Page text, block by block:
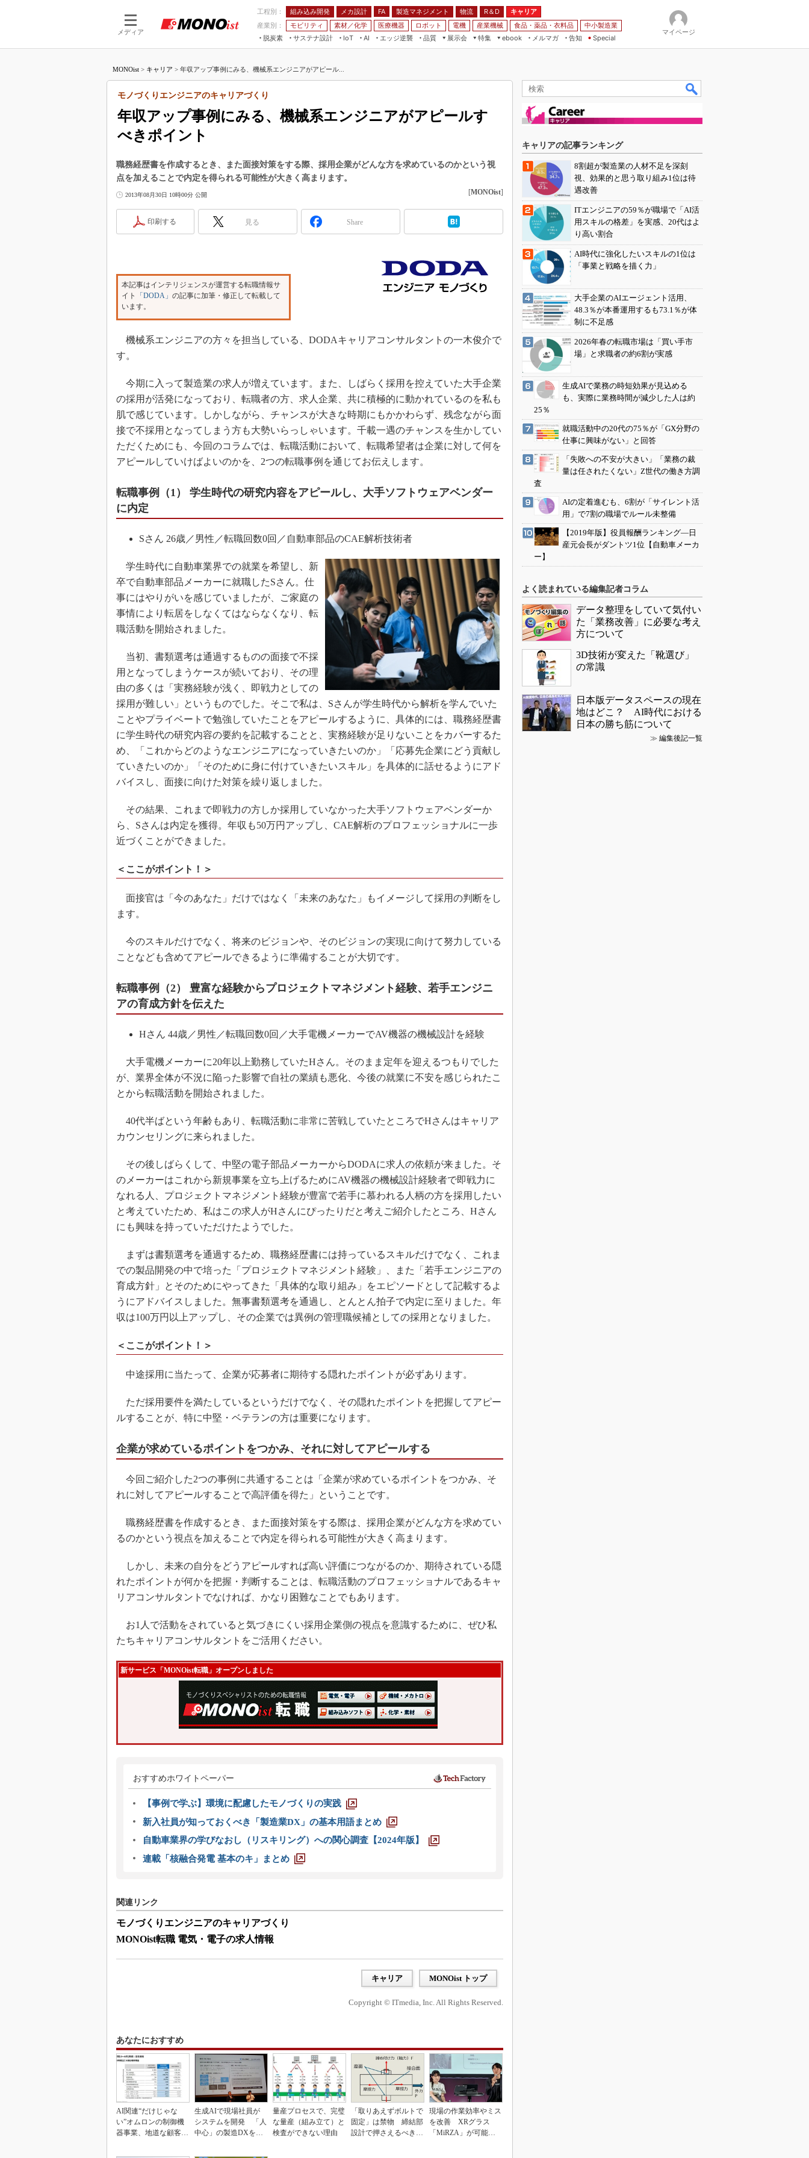
メディア
工程別： 組み込み開発 メカ設計 FA 製造マネジメント 物流 R＆D
キャリア
産業別：
モビリティ 素材／化学 医療機器 ロボット 電機 産業機械 食品・薬品・衣料品
中小製造業
脱炭素
サステナ設計
IoT
つながる工場
AI
AI×設備保全
エッジ逆襲 品質
展示会
JIMTOF
IIFES
TECHNO-FRONTIER
スマート工場EXPO
EdgeTech+
AUTOMOTIVE WORLD
特集
フィールドサービス
組み込み画像技術
ISO26262
3Dプリンタ
デジタルツインとCAE
メイドインジャパン
植物工場
海外生産
グローバル設計・開発
新型コロナへの対応
ebook
モビリティ
メルマガ
告知 Special
マイページ
MONOist > キャリア > 年収アップ事例にみる、機械系エンジニアがアピール...
年収アップ事例にみる、機械系エンジニアがアピールす
べきポイント
モノづくりエンジニアのキャリアづくり
職務経歴書を作成するとき、また面接対策をする際、採用企業がどんな方を求めているのかという視
点を加えることで内定を得られる可能性が大きく高まります。
2013年08月30日 10時00分 公開 [MONOist]
印刷する 見る Share
本記事はインテリジェンスが運営する転職情報サ
イト
「DODA」 の記事に加筆・修正して転載して
います。
機械系エンジニアの方々を担当している、DODAキャリアコンサルタントの一木俊介で
す。
今期に入って製造業の求人が増えています。また、しばらく採用を控えていた大手企業
の採用が活発になっており、転職者の方、求人企業、共に積極的に動かれているのを私も
肌で感じています。しかしながら、チャンスが大きな時期にもかかわらず、残念ながら面
接で不採用となってしまう方も大勢いらっしゃいます。千載一遇のチャンスを生かしてい
ただくためにも、今回のコラムでは、転職活動において、転職希望者は企業に対して何を
アピールしていけばよいのかを、2つの転職事例を通じてお伝えします。
転職事例（1） 学生時代の研究内容をアピールし、大手ソフトウェアベンダー
に内定
Sさん 26歳／男性／転職回数0回／自動車部品のCAE解析技術者
学生時代に自動車業界での就業を希望し、新
卒で自動車部品メーカーに就職したSさん。仕
事にはやりがいを感じていましたが、ご家庭の
事情により転居をしなくてはならなくなり、転
職活動を開始されました。
当初、書類選考は通過するものの面接で不採
用となってしまうケースが続いており、その理
由の多くは「実務経験が浅く、即戦力としての
採用が難しい」というものでした。そこで私は、Sさんが学生時代から解析を学んでいた
ことやプライベートで勉強していたことをアピールするように、具体的には、職務経歴書
に学生時代の研究内容の要約を記載することと、実務経験が足りないことをカバーするた
め、「これからどのようなエンジニアになっていきたいのか」「応募先企業にどう貢献し
ていきたいのか」「そのために身に付けていきたいスキル」を具体的に話せるようにアド
バイスし、面接に向けた対策を繰り返しました。
その結果、これまで即戦力の方しか採用していなかった大手ソフトウェアベンダーか
ら、Sさんは内定を獲得。年収も50万円アップし、CAE解析のプロフェッショナルに一歩
近づくことができました。
＜ここがポイント！＞
面接官は「今のあなた」だけではなく「未来のあなた」もイメージして採用の判断をし
ます。
今のスキルだけでなく、将来のビジョンや、そのビジョンの実現に向けて努力している
ことなども含めてアピールできるように準備することが大切です。
転職事例（2） 豊富な経験からプロジェクトマネジメント経験、若手エンジニ
アの育成方針を伝えた
Hさん 44歳／男性／転職回数0回／大手電機メーカーでAV機器の機械設計を経験
大手電機メーカーに20年以上勤務していたHさん。そのまま定年を迎えるつもりでした
が、業界全体が不況に陥った影響で自社の業績も悪化、今後の就業に不安を感じられたこ
とから転職活動を開始されました。
40代半ばという年齢もあり、転職活動に非常に苦戦していたところでHさんはキャリア
カウンセリングに来られました。
その後しばらくして、中堅の電子部品メーカーからDODAに求人の依頼が来ました。そ
のメーカーはこれから新規事業を立ち上げるためにAV機器の機械設計経験者で即戦力に
なれる人、プロジェクトマネジメント経験が豊富で若手に慕われる人柄の方を採用したい
と考えていたため、私はこの求人がHさんにぴったりだと考えご紹介したところ、Hさん
にも興味を持っていただけたようでした。
まずは書類選考を通過するため、職務経歴書には持っているスキルだけでなく、これま
での製品開発の中で培った「プロジェクトマネジメント経験」、また「若手エンジニアの
育成方針」とそのためにやってきた「具体的な取り組み」をエピソードとして記載するよ
うにアドバイスしました。無事書類選考を通過し、とんとん拍子で内定に至りました。年
収は100万円以上アップし、その企業では異例の管理職候補としての採用となりました。
＜ここがポイント！＞
中途採用に当たって、企業が応募者に期待する隠れたポイントが必ずあります。
ただ採用要件を満たしているというだけでなく、その隠れたポイントを把握してアピー
ルすることが、特に中堅・ベテランの方は重要になります。
企業が求めているポイントをつかみ、それに対してアピールする
今回ご紹介した2つの事例に共通することは「企業が求めているポイントをつかみ、そ
れに対してアピールすることで高評価を得た」ということです。
職務経歴書を作成するとき、また面接対策をする際は、採用企業がどんな方を求めてい
るのかという視点を加えることで内定を得られる可能性が大きく高まります。
しかし、未来の自分をどうアピールすれば高い評価につながるのか、期待されている隠
れたポイントが何かを把握・判断することは、転職活動のプロフェッショナルであるキャ
リアコンサルタントでなければ、かなり困難なことでもあります。
お1人で活動をされていると気づきにくい採用企業側の視点を意識するために、ぜひ私
たちキャリアコンサルタントをご活用ください。
新サービス「MONOist転職」オープンしました
おすすめホワイトペーパー
【事例で学ぶ】環境に配慮したモノづくりの実践
新入社員が知っておくべき「製造業DX」の基本用語まとめ
自動車業界の学びなおし（リスキリング）への関心調査【2024年版】
連載「核融合発電 基本のキ」まとめ
関連リンク
モノづくりエンジニアのキャリアづくり
MONOist転職 電気・電子の求人情報
キャリア MONOist トップ
Copyright © ITmedia, Inc. All Rights Reserved.
あなたにおすすめ
AI関連“だけじゃな
い”オムロンの制御機
器事業、地道な顧客基
生成AIで現場社員が
システムを開発 「人
中心」の製造DXを自
量産プロセスで、完璧
な量産（組み立て）と
検査ができない理由
「取りあえずボルトで
固定」は禁物 締結部
設計で押さえるべき基
現場の作業効率やミス
を改善 XRグラス
「MiRZA」が可能に
キャリアの記事ランキング
8割超が製造業の人材不足を深刻
視、効果的と思う取り組み1位は待
遇改善
ITエンジニアの59％が職場で「AI活
用スキルの格差」を実感、20代はよ
り高い割合
AI時代に強化したいスキルの1位は
「事業と戦略を描く力」
大手企業のAIエージェント活用、
48.3％が本番運用するも73.1％が体
制に不足感
2026年春の転職市場は「買い手市
場」と求職者の約6割が実感
生成AIで業務の時短効果が見込める
も、実際に業務時間が減少した人は約
25％
就職活動中の20代の75％が「GX分野の
仕事に興味がない」と回答
「失敗への不安が大きい」「業務の裁
量は任されたくない」Z世代の働き方調
査
AIの定着進むも、6割が「サイレント活
用」で7割の職場でルール未整備
【2019年版】役員報酬ランキング―日
産元会長がダントツ1位【自動車メーカ
ー】
よく読まれている編集記者コラム
データ整理をしていて気付い
た「業務改善」に必要な考え
方について
3D技術が変えた「靴選び」
の常識
日本版データスペースの現在
地はどこ？ AI時代における
日本の勝ち筋について
≫ 編集後記一覧